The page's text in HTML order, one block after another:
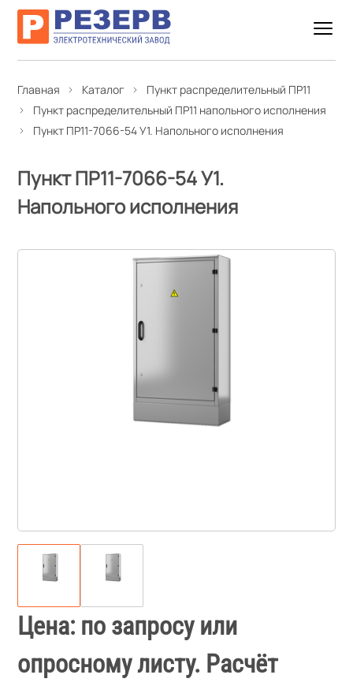
Главная Каталог
Пункт распределительный ПР11
Пункт распределительный ПР11 напольного исполнения
Пункт ПР11-7066-54 У1. Напольного исполнения
Пункт ПР11-7066-54 У1.
Напольного исполнения
Цена: по запросу или
опросному листу. Расчёт